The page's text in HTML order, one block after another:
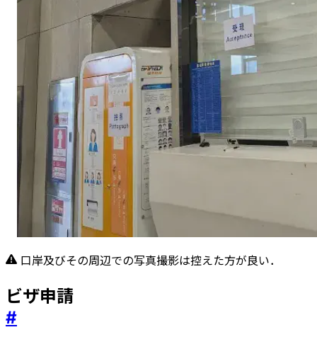
口岸及びその周辺での写真撮影は控えた方が良い．
ビザ申請
#